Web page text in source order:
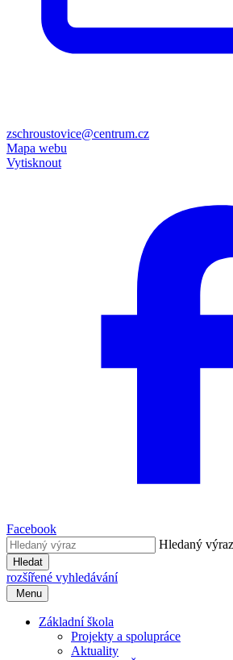
zschroustovice@centrum.cz
Mapa webu
Vytisknout
Facebook
Hledaný výraz
Hledat
rozšířené vyhledávání
Menu
Základní škola
Projekty a spolupráce
Aktuality